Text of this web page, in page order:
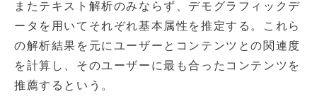
またテキスト解析のみならず、デモグラフィックデ
ータを用いてそれぞれ基本属性を推定する。これら
の解析結果を元にユーザーとコンテンツとの関連度
を計算し、そのユーザーに最も合ったコンテンツを
推薦するという。